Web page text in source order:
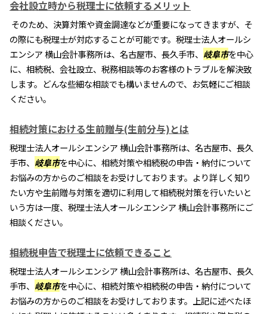
会社設立時から税理士に依頼するメリット
そのため、決算対策や資金調達などが重要になってきますが、そ
の際にも税理士が対応することが可能です。税理士法人オールシ
エンシア 横山会計事務所は、名古屋市、長久手市、 岐阜市を中心
に、相続税、会社設立、税務相談等のお客様のトラブルを解決致
します。どんな些細な相談でも構いませんので、お気軽にご相談
ください。
相続対策における生前贈与(生前分与)とは
税理士法人オールシエンシア 横山会計事務所は、名古屋市、長久
手市、 岐阜市を中心に、相続対策や相続税の申告・納付について
お悩みの方からのご相談をお受けしております。より詳しく知り
たい方や生前贈与対策を適切に利用して相続税対策を行いたいと
いう方は一度、税理士法人オールシエンシア 横山会計事務所にご
相談ください。
相続税申告で税理士に依頼できること
税理士法人オールシエンシア 横山会計事務所は、名古屋市、長久
手市、 岐阜市を中心に、相続対策や相続税の申告・納付について
お悩みの方からのご相談をお受けしております。上記に述べたほ